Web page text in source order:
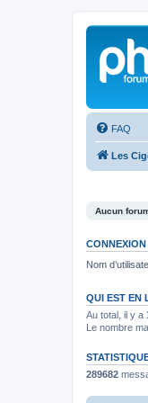
FAQ
Les
Aucun
CONNEXION
Nom
QUI EST EN
Au total, il y a
Le nombre
289682